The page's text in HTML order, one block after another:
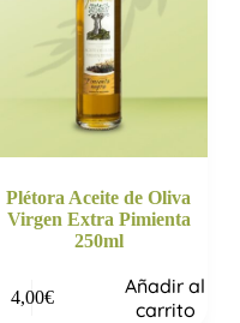
Plétora Aceite de Oliva
Virgen Extra Pimienta
250ml
4,00€
Añadir al
carrito